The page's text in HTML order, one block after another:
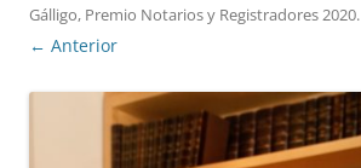
Gálligo, Premio Notarios y Registradores 2020.
← Anterior